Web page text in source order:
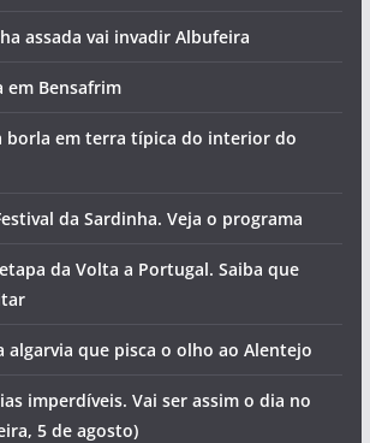
assada vai invadir Albufeira
em Bensafrim
borla em terra típica do interior do
da Sardinha. Veja o programa
da Volta a Portugal. Saiba que
algarvia que pisca o olho ao Alentejo
imperdíveis. Vai ser assim o dia no
5 de agosto)